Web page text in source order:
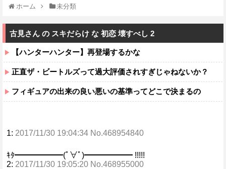
ホーム 未分類
古見さん の スキだらけ な 初恋 壊すべし 2
【ハンターハンター】再登場するかな
正直ザ・ビートルズって過大評価されすぎじゃねないか？
フィギュアの出来の良い悪いの基準ってどこで決まるの
1: 2017/11/30 19:04:34 No.468954840
ｷﾀ━━━━━━(ﾟ∀ﾟ)━━━━━━ !!!!!
2: 2017/11/30 19:05:20 No.468955000